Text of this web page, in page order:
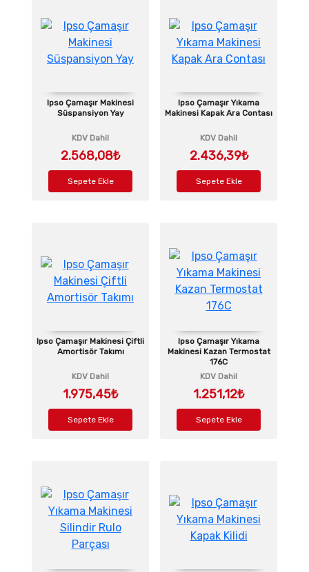
Ipso Çamaşır Makinesi
Süspansiyon Yay
KDV Dahil
2.568,08₺
Sepete Ekle
Ipso Çamaşır Yıkama
Makinesi Kapak Ara Contası
KDV Dahil
2.436,39₺
Sepete Ekle
Ipso Çamaşır Makinesi Çiftli
Amortisör Takımı
KDV Dahil
1.975,45₺
Sepete Ekle
Ipso Çamaşır Yıkama
Makinesi Kazan Termostat
176C
KDV Dahil
1.251,12₺
Sepete Ekle